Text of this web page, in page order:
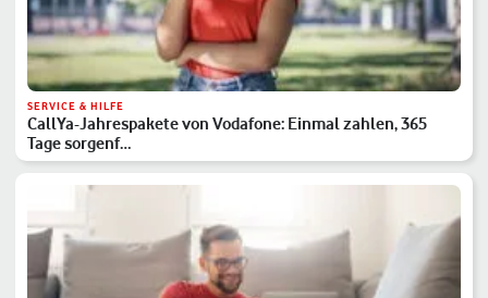
SERVICE & HILFE
CallYa-Jahrespakete von Vodafone: Einmal zahlen, 365
Tage sorgenf…